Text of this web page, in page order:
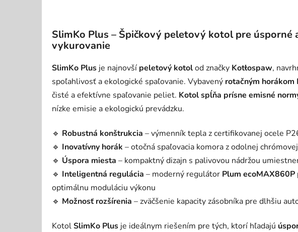
SlimKo Plus – Špičkový peletový kotol pre úsporné
vykurovanie
SlimKo Plus je najnovší peletový kotolod značky Kotłospaw,
spoľahlivosť a ekologické spaľovanie. Vybavený rotačným horákom
čisté a efektívne spaľovanie peliet. Kotol spĺňa prísne emisné
nízke emisie a ekologickú prevádzku.
🔹 Robustná konštrukcia – výmenník tepla z certifikovanej ocele
🔹 Inovatívny horák – otočná spaľovacia komora z odolnej
🔹 Úspora miesta – kompaktný dizajn s palivovou nádržou
🔹 Inteligentná regulácia – moderný regulátor Plum ecoMAX860P
optimálnu moduláciu výkonu
🔹 Možnosť rozšírenia – zväčšenie kapacity zásobníka pre dlhšiu
KotolSlimKo Plus je ideálnym riešením pre tých, ktorí hľadajú